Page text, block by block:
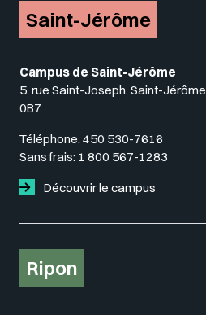
Saint-Jérôme
Campus de Saint-Jérôme
5, rue Saint-Joseph, Saint-
0B7
Téléphone: 450 530-7616
Sans frais: 1 800 567-1283
Découvrir le campus
Ripon